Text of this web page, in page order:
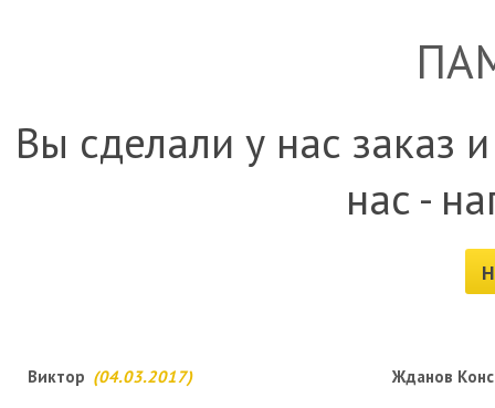
Вы сделали у нас заказ
нас -
Виктор (04.03.2017) Жданов